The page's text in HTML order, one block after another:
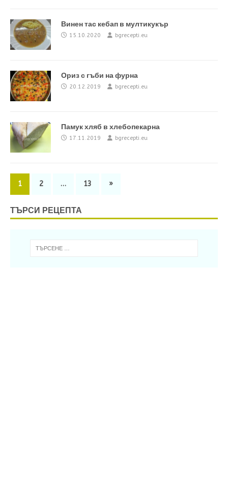
Винен тас кебап в мултикукър
15.10.2020 bgrecepti.eu
Ориз с гъби на фурна
20.12.2019 bgrecepti.eu
Памук хляб в хлебопекарна
17.11.2019 bgrecepti.eu
1 2 … 13 »
ТЪРСИ РЕЦЕПТА